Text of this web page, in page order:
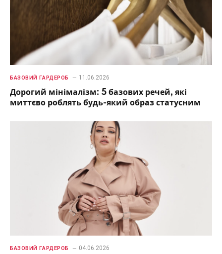
БАЗОВИЙ ГАРДЕРОБ 11.06.2026
Дорогий мінімалізм: 5 базових речей, які
миттєво роблять будь-який образ статусним
БАЗОВИЙ ГАРДЕРОБ 04.06.2026